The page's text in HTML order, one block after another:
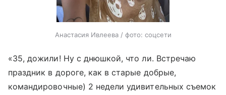
Анастасия Ивлеева / фото: соцсети
«35, дожили! Ну с днюшкой, что ли. Встречаю
праздник в дороге, как в старые добрые,
командировочные) 2 недели удивительных съемок